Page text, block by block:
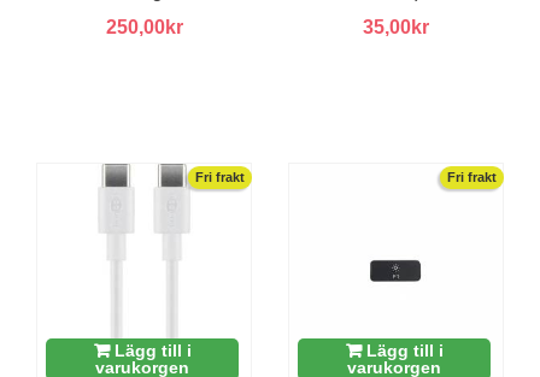
250,00kr
35,00kr
Fri frakt
Lägg till i
varukorgen
Fri frakt
Lägg till i
varukorgen